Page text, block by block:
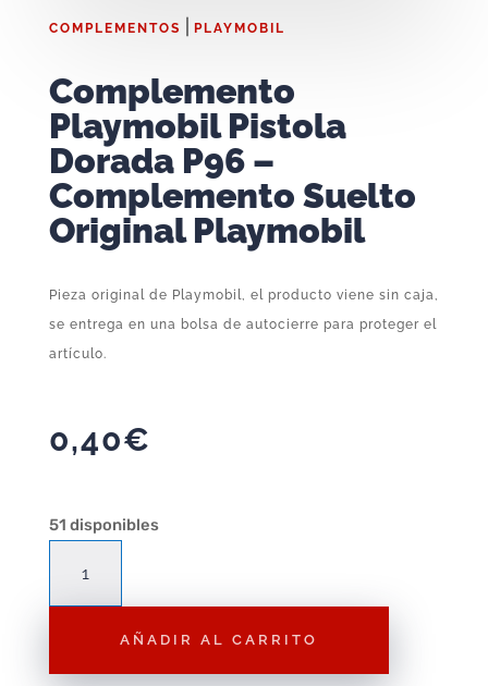
COMPLEMENTOS PLAYMOBIL
Complemento
Playmobil Pistola
Dorada P96 –
Complemento Suelto
Original Playmobil
Pieza original de Playmobil, el producto viene sin caja,
se entrega en una bolsa de autocierre para proteger el
artículo.
0,40€
51 disponibles
Playmobil
P96
AÑADIR AL CARRITO